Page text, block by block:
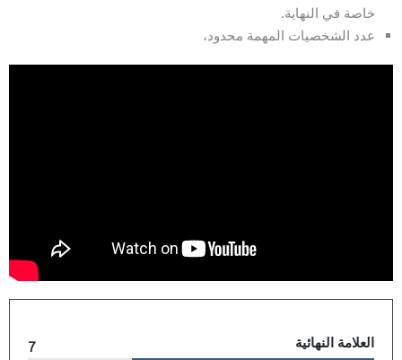
خاصة في النهاية.
عدد الشخصيات المهمة محدود،
العلامة النهائية 7